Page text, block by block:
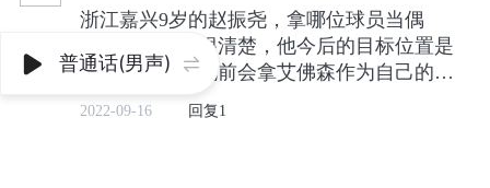
浙江嘉兴9岁的赵振尧，拿哪位球员当偶
像，他也想得很清楚，他今后的目标位置是
后卫，所以他此前会拿艾佛森作为自己的模
欢的球员，赵振尧早早受到父亲的影响，认
2022-09-16 回复1
 普通话(男声) 